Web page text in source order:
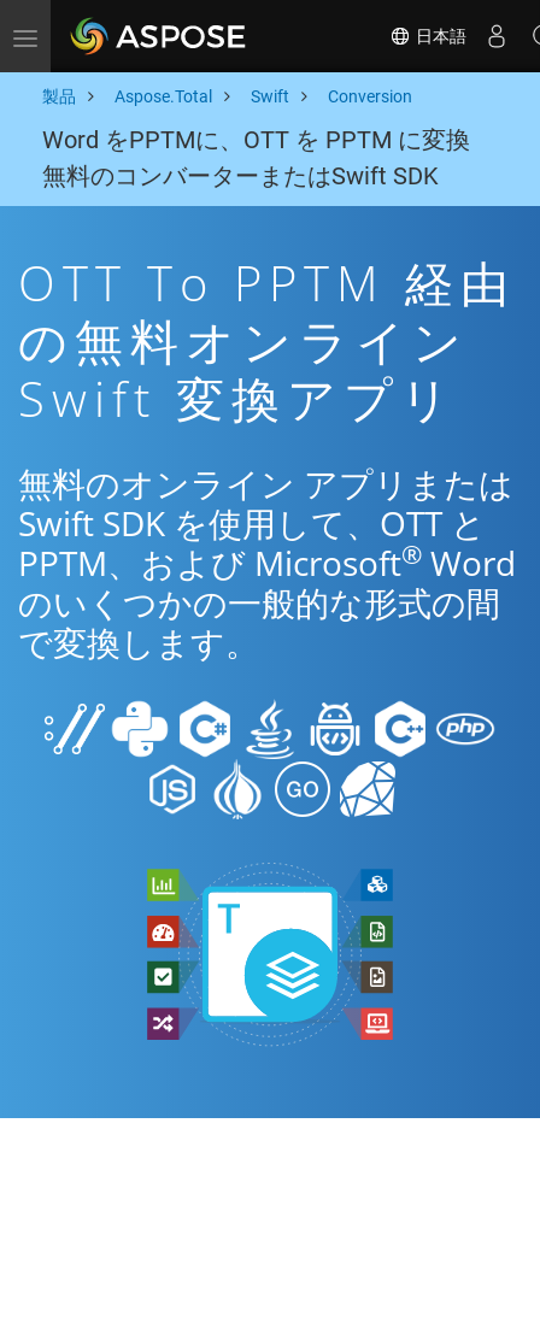
Toggle navigation 日本語
製品 Aspose.Total Swift Conversion
Word をPPTMに、OTT を PPTM に変換
無料のコンバーターまたはSwift SDK
OTT To PPTM 経由
の無料オンライン
Swift 変換アプリ
無料のオンライン アプリまたは
Swift SDK を使用して、OTT と
PPTM、および Microsoft® Word
のいくつかの一般的な形式の間
で変換します。